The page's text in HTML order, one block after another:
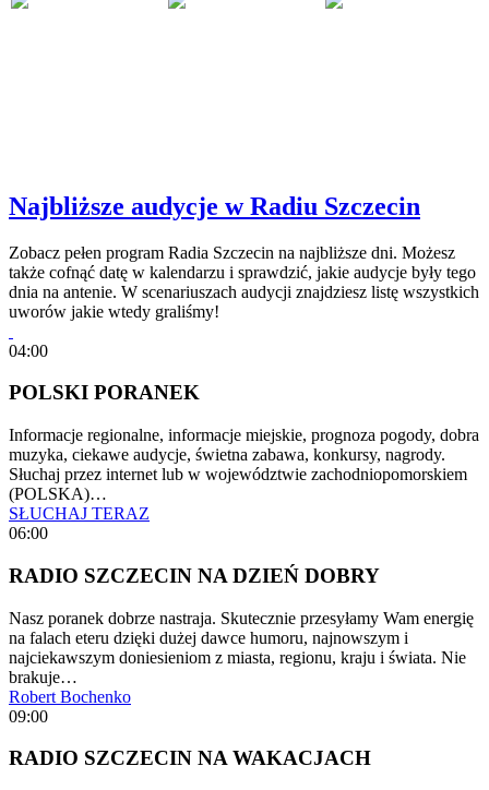
Najbliższe audycje w Radiu Szczecin
Zobacz pełen program Radia Szczecin na najbliższe dni. Możesz
także cofnąć datę w kalendarzu i sprawdzić, jakie audycje były tego
dnia na antenie. W scenariuszach audycji znajdziesz listę wszystkich
uworów jakie wtedy graliśmy!
04:00
POLSKI PORANEK
Informacje regionalne, informacje miejskie, prognoza pogody, dobra
muzyka, ciekawe audycje, świetna zabawa, konkursy, nagrody.
Słuchaj przez internet lub w województwie zachodniopomorskiem
(POLSKA)…
SŁUCHAJ TERAZ
06:00
RADIO SZCZECIN NA DZIEŃ DOBRY
Nasz poranek dobrze nastraja. Skutecznie przesyłamy Wam energię
na falach eteru dzięki dużej dawce humoru, najnowszym i
najciekawszym doniesieniom z miasta, regionu, kraju i świata. Nie
brakuje…
Robert Bochenko
09:00
RADIO SZCZECIN NA WAKACJACH